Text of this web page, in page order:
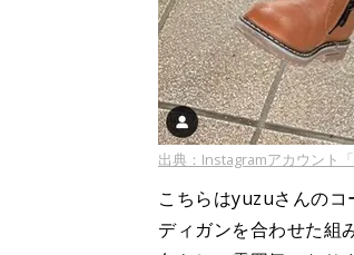
出典：Instagramアカウント
こちらはyuzuさんのコ
ディガンを合わせた組